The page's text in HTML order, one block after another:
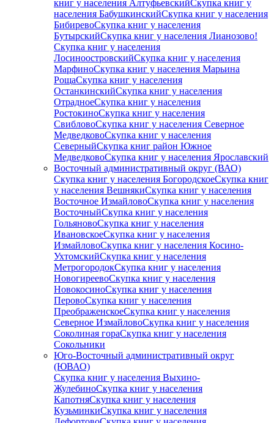
книг у населения АлтуфьевскийСкупка книг у
населения БабушкинскийСкупка книг у населения
БибиревоСкупка книг у населения
БутырскийСкупка книг у населения Лианозово!
Скупка книг у населения
ЛосиноостровскийСкупка книг у населения
МарфиноСкупка книг у населения Марьина
РощаСкупка книг у населения
ОстанкинскийСкупка книг у населения
ОтрадноеСкупка книг у населения
РостокиноСкупка книг у населения
СвибловоСкупка книг у населения Северное
МедведковоСкупка книг у населения
СеверныйСкупка книг район Южное
МедведковоСкупка книг у населения Ярославский
Восточный административный округ (ВАО)
Скупка книг у населения БогородскоеСкупка книг
у населения ВешнякиСкупка книг у населения
Восточное ИзмайловоСкупка книг у населения
ВосточныйСкупка книг у населения
ГольяновоСкупка книг у населения
ИвановскоеСкупка книг у населения
ИзмайловоСкупка книг у населения Косино-
УхтомскийСкупка книг у населения
МетрогородокСкупка книг у населения
НовогиреевоСкупка книг у населения
НовокосиноСкупка книг у населения
ПеровоСкупка книг у населения
ПреображенскоеСкупка книг у населения
Северное ИзмайловоСкупка книг у населения
Соколиная гораСкупка книг у населения
Сокольники
Юго-Восточный административный округ
(ЮВАО)
Скупка книг у населения Выхино-
ЖулебиноСкупка книг у населения
КапотняСкупка книг у населения
КузьминкиСкупка книг у населения